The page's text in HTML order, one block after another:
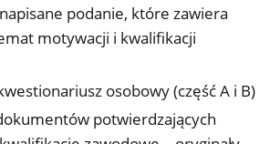
podanie, które zawiera
motywacji i kwalifikacji
osobowy (część A i B)
potwierdzających